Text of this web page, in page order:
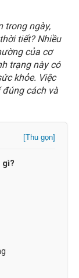
trong ngày,
tiết? Nhiều
của cơ
trạng này có
khỏe. Việc
cách và
[Thu gọn]
gì?